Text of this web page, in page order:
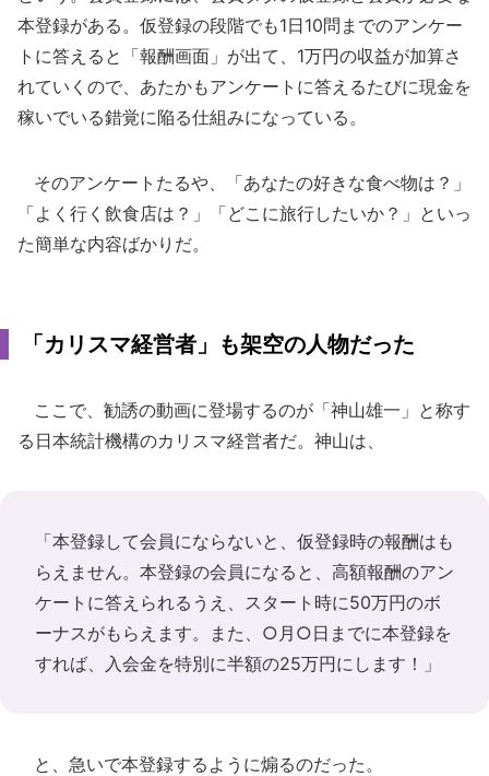
本登録がある。仮登録の段階でも1日10問までのアンケー
トに答えると「報酬画面」が出て、1万円の収益が加算さ
れていくので、あたかもアンケートに答えるたびに現金を
稼いでいる錯覚に陥る仕組みになっている。
そのアンケートたるや、「あなたの好きな食べ物は？」
「よく行く飲食店は？」「どこに旅行したいか？」といっ
た簡単な内容ばかりだ。
「カリスマ経営者」も架空の人物だった
ここで、勧誘の動画に登場するのが「神山雄一」と称す
る日本統計機構のカリスマ経営者だ。神山は、
「本登録して会員にならないと、仮登録時の報酬はも
らえません。本登録の会員になると、高額報酬のアン
ケートに答えられるうえ、スタート時に50万円のボ
ーナスがもらえます。また、○月○日までに本登録を
すれば、入会金を特別に半額の25万円にします！」
と、急いで本登録するように煽るのだった。